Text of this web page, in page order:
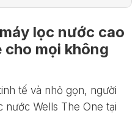
lọc nước cao
cho mọi không
tế và nhỏ gọn, người
Wells The One tại